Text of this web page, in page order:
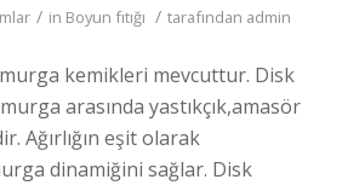
/ in Boyun fıtığı / tarafından admin
kemikleri mevcuttur. Disk
arasında yastıkçık,amasör
Ağırlığın eşit olarak
dinamiğini sağlar. Disk